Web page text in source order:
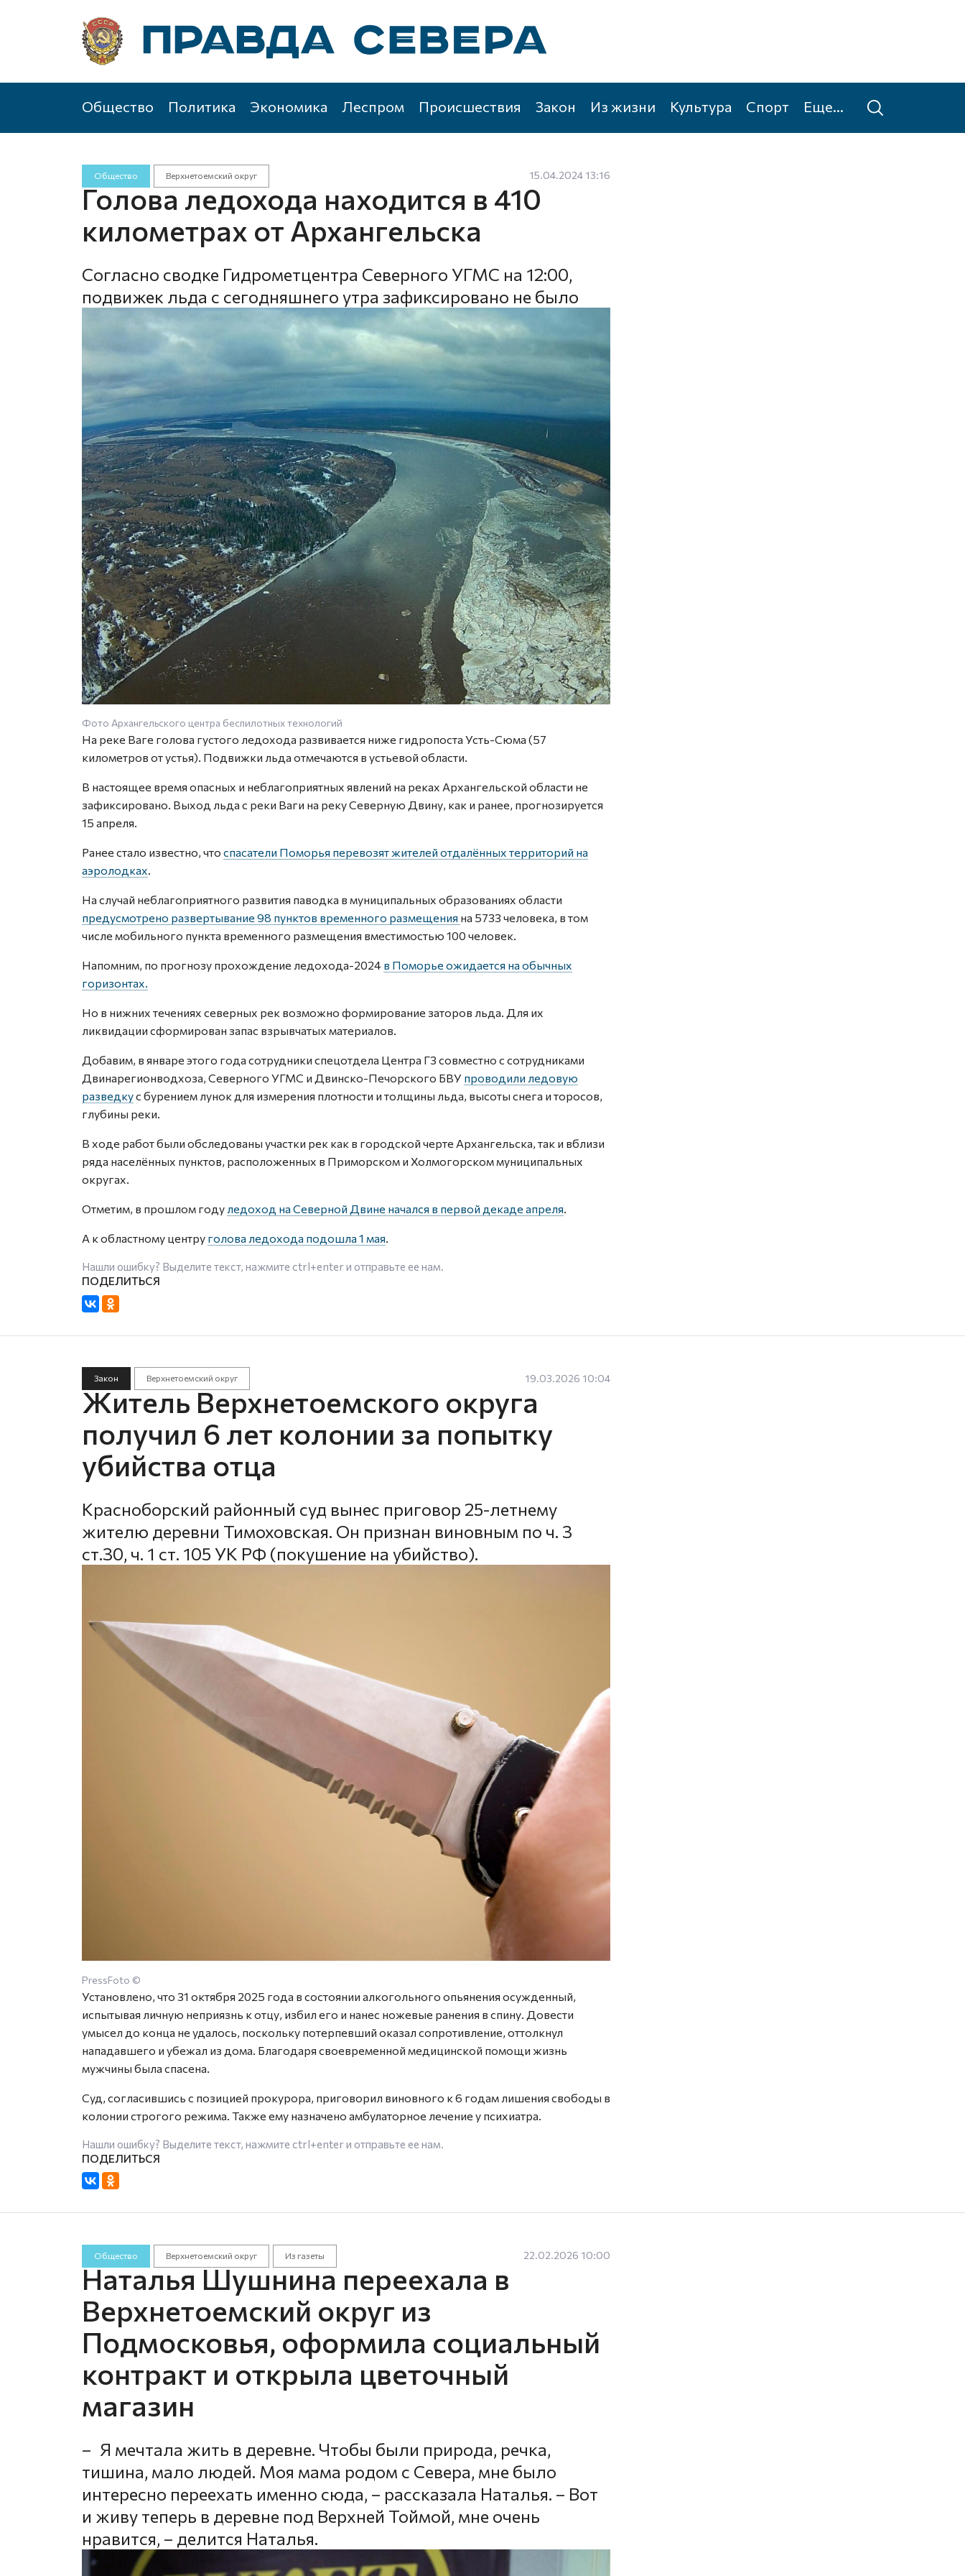
Общество Политика Экономика Леспром Происшествия Закон Из жизни Культура Спорт Еще...
Общество Верхнетоемский округ 15.04.2024 13:16
Голова ледохода находится в 410
километрах от Архангельска
Согласно сводке Гидрометцентра Северного УГМС на 12:00,
подвижек льда с сегодняшнего утра зафиксировано не было
Фото Архангельского центра беспилотных технологий
На реке Ваге голова густого ледохода развивается ниже гидропоста Усть-Сюма (57
километров от устья). Подвижки льда отмечаются в устьевой области.
В настоящее время опасных и неблагоприятных явлений на реках Архангельской области не
зафиксировано. Выход льда с реки Ваги на реку Северную Двину, как и ранее, прогнозируется
15 апреля.
Ранее стало известно, что спасатели Поморья перевозят жителей отдалённых территорий на
аэролодках.
На случай неблагоприятного развития паводка в муниципальных образованиях области
предусмотрено развертывание 98 пунктов временного размещения на 5733 человека, в том
числе мобильного пункта временного размещения вместимостью 100 человек.
Напомним, по прогнозу прохождение ледохода-2024 в Поморье ожидается на обычных
горизонтах.
Но в нижних течениях северных рек возможно формирование заторов льда. Для их
ликвидации сформирован запас взрывчатых материалов.
Добавим, в январе этого года сотрудники спецотдела Центра ГЗ совместно с сотрудниками
Двинарегионводхоза, Северного УГМС и Двинско-Печорского БВУ проводили ледовую
разведкус бурением лунок для измерения плотности и толщины льда, высоты снега и торосов,
глубины реки.
В ходе работ были обследованы участки рек как в городской черте Архангельска, так и вблизи
ряда населённых пунктов, расположенных в Приморском и Холмогорском муниципальных
округах.
Отметим, в прошлом году ледоход на Северной Двине начался в первой декаде апреля.
А к областному центру голова ледохода подошла 1 мая.
Нашли ошибку? Выделите текст, нажмите ctrl+enterи отправьте ее нам.
Закон Верхнетоемский округ 19.03.2026 10:04
Житель Верхнетоемского округа
получил 6 лет колонии за попытку
убийства отца
Красноборский районный суд вынес приговор 25-летнему
жителю деревни Тимоховская. Он признан виновным по ч. 3
ст.30, ч. 1 ст. 105 УК РФ (покушение на убийство).
PressFoto ©
Установлено, что 31 октября 2025 года в состоянии алкогольного опьянения осужденный,
испытывая личную неприязнь к отцу, избил его и нанес ножевые ранения в спину. Довести
умысел до конца не удалось, поскольку потерпевший оказал сопротивление, оттолкнул
нападавшего и убежал из дома. Благодаря своевременной медицинской помощи жизнь
мужчины была спасена.
Суд, согласившись с позицией прокурора, приговорил виновного к 6 годам лишения свободы в
колонии строгого режима. Также ему назначено амбулаторное лечение у психиатра.
Нашли ошибку? Выделите текст, нажмите ctrl+enterи отправьте ее нам.
Общество Верхнетоемский округ Из газеты 22.02.2026 10:00
Наталья Шушнина переехала в
Верхнетоемский округ из
Подмосковья, оформила социальный
контракт и открыла цветочный
магазин
– Я мечтала жить в деревне. Чтобы были природа, речка,
тишина, мало людей. Моя мама родом с Севера, мне было
интересно переехать именно сюда, – рассказала Наталья. – Вот
и живу теперь в деревне под Верхней Тоймой, мне очень
нравится, – делится Наталья.